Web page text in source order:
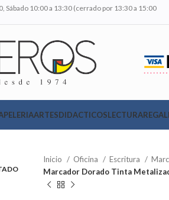
10:00 a 13:30 (cerrado por 13:30 a 15:00
ARTESDIDACTICOSLECTURA
Inicio Oficina Escritura
Marcador Dorado Tinta